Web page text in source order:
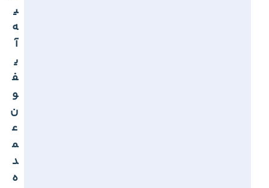
ی
ه
آ
ی
ف
و
ن
ع
م
د
ه